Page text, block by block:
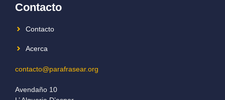
Contacto
Contacto
Acerca
contacto@parafrasear.org
Avendaño 10